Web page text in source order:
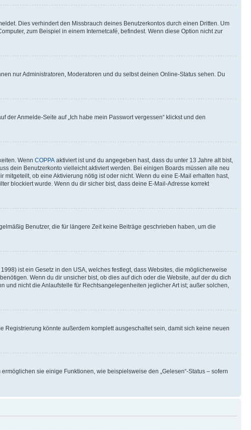
Dies verhindert den Missbrauch deines Benutzerkontos durch einen Dritten. Um
zum Beispiel in einem Internetcafé, befindest. Wenn diese Option nicht zur
nur Administratoren, Moderatoren und du selbst deinen Online-Status sehen. Du
Anmelde-Seite auf „Ich habe mein Passwort vergessen“ klickst und den
Wenn COPPA aktiviert ist und du angegeben hast, dass du unter 13 Jahre alt bist,
dein Benutzerkonto vielleicht aktiviert werden. Bei einigen Boards müssen alle neu
ob eine Aktivierung nötig ist oder nicht. Wenn du eine E-Mail erhalten hast,
blockiert wurde. Wenn du dir sicher bist, dass deine E-Mail-Adresse korrekt
Benutzer, die für längere Zeit keine Beiträge geschrieben haben, um die
ist ein Gesetz in den USA, welches festlegt, dass Websites, die möglicherweise
Wenn du dir unsicher bist, ob dies auf dich oder die Website, auf der du dich
nicht die Anlaufstelle für Rechtsangelegenheiten jeglicher Art ist; außer solchen,
könnte außerdem komplett ausgeschaltet sein, damit sich keine neuen
sie einige Funktionen, wie beispielsweise den „Gelesen“-Status – sofern